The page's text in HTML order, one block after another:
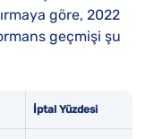
göre, 2022
geçmişi şu
İptal Yüzdesi